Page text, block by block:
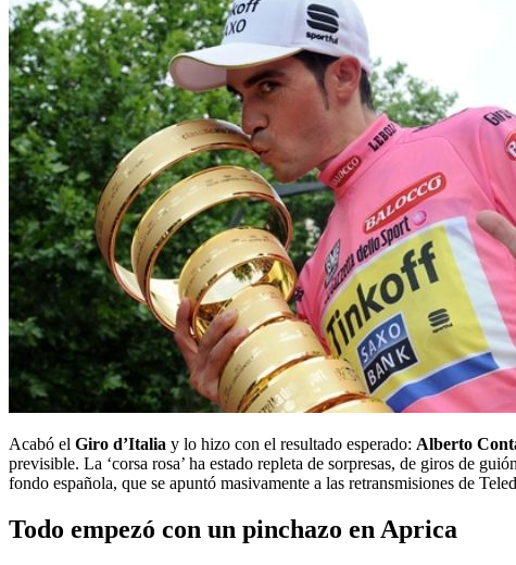
Acabó el Giro d’Italia y lo hizo con el resultado esperado: Alberto
previsible. La ‘corsa rosa’ ha estado repleta de sorpresas, de giros de
fondo española, que se apuntó masivamente a las retransmisiones de
Todo empezó con un pinchazo en Aprica